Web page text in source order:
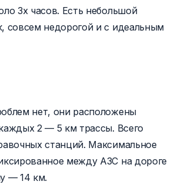
3х часов. Есть небольшой
совсем недорогой и с идеальным
нет, они расположены
2 — 5 км трассы. Всего
станций. Максимальное
между АЗС на дороге
— 14 км.